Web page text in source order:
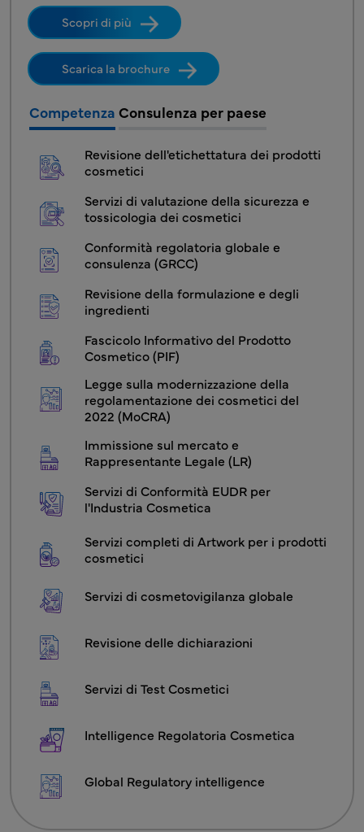
Scopri di più
Scarica la brochure
Competenza Consulenza per paese
COS - Servizi Cosmetici1 Menu
Revisione dell'etichettatura dei prodotti
cosmetici
Servizi di valutazione della sicurezza e
tossicologia dei cosmetici
Conformità regolatoria globale e
consulenza (GRCC)
Revisione della formulazione e degli
ingredienti
Fascicolo Informativo del Prodotto
Cosmetico (PIF)
Legge sulla modernizzazione della
regolamentazione dei cosmetici del
2022 (MoCRA)
Immissione sul mercato e
Rappresentante Legale (LR)
Servizi di Conformità EUDR per
l'Industria Cosmetica
COS - Servizi Cosmetici2 Menu
Servizi completi di Artwork per i prodotti
cosmetici
Servizi di cosmetovigilanza globale
Revisione delle dichiarazioni
Servizi di Test Cosmetici
Intelligence Regolatoria Cosmetica
Global Regulatory intelligence